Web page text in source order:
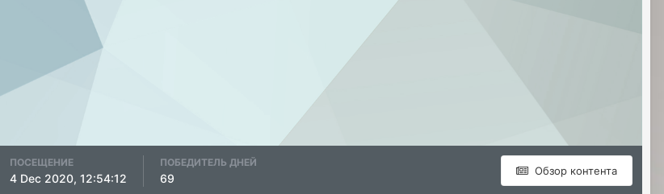
Обзор контента
ПОСЕЩЕНИЕ
4 Dec 2020, 12:54:12
ПОБЕДИТЕЛЬ ДНЕЙ
69